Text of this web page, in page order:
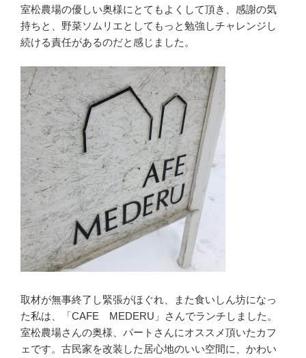
室松農場の優しい奥様にとてもよくして頂き、感謝の気
持ちと、野菜ソムリエとしてもっと勉強しチャレンジし
続ける責任があるのだと感じました。
取材が無事終了し緊張がほぐれ、また食いしん坊になっ
た私は、「CAFE MEDERU」さんでランチしました。
室松農場さんの奥様、パートさんにオススメ頂いたカフ
ェです。古民家を改装した居心地のいい空間に、かわい